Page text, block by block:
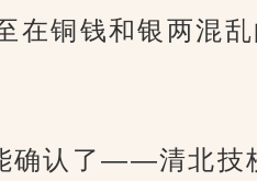
在铜钱和银两混
认了——清北技